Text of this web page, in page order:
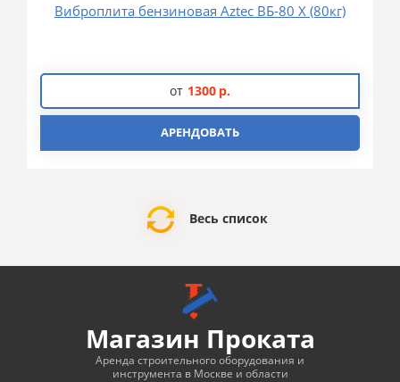
Виброплита бензиновая Aztec ВБ-80 Х (80кг)
от 1300 р.
АРЕНДОВАТЬ
Весь список
Магазин Проката
Аренда строительного оборудования и
инструмента в Москве и области